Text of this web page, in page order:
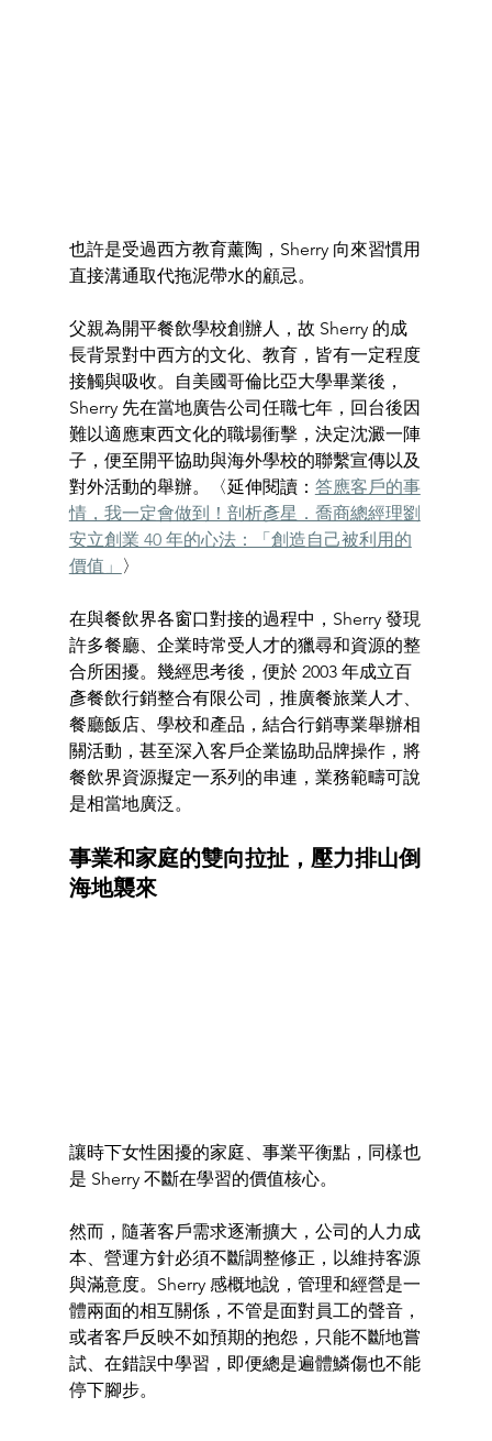
也許是受過西方教育薰陶，Sherry 向來習慣用
直接溝通取代拖泥帶水的顧忌。
父親為開平餐飲學校創辦人，故 Sherry 的成
長背景對中西方的文化、教育，皆有一定程度
接觸與吸收。自美國哥倫比亞大學畢業後，
Sherry 先在當地廣告公司任職七年，回台後因
難以適應東西文化的職場衝擊，決定沈澱一陣
子，便至開平協助與海外學校的聯繫宣傳以及
對外活動的舉辦。〈延伸閱讀： 答應客戶的事
情，我一定會做到！剖析彥星．喬商總經理劉
安立創業 40 年的心法：「創造自己被利用的
價值」 〉
在與餐飲界各窗口對接的過程中，Sherry 發現
許多餐廳、企業時常受人才的獵尋和資源的整
合所困擾。幾經思考後，便於 2003 年成立百
彥餐飲行銷整合有限公司，推廣餐旅業人才、
餐廳飯店、學校和產品，結合行銷專業舉辦相
關活動，甚至深入客戶企業協助品牌操作，將
餐飲界資源擬定一系列的串連，業務範疇可說
是相當地廣泛。
事業和家庭的雙向拉扯，壓力排山倒
海地襲來
讓時下女性困擾的家庭、事業平衡點，同樣也
是 Sherry 不斷在學習的價值核心。
然而，隨著客戶需求逐漸擴大，公司的人力成
本、營運方針必須不斷調整修正，以維持客源
與滿意度。Sherry 感概地說，管理和經營是一
體兩面的相互關係，不管是面對員工的聲音，
或者客戶反映不如預期的抱怨，只能不斷地嘗
試、在錯誤中學習，即便總是遍體鱗傷也不能
停下腳步。